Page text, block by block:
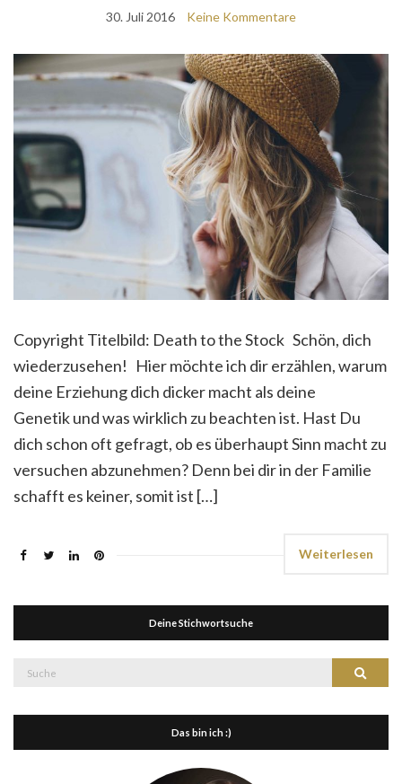
30. Juli 2016 Keine Kommentare
Copyright Titelbild: Death to the Stock Schön, dich
wiederzusehen! Hier möchte ich dir erzählen, warum
deine Erziehung dich dicker macht als deine
Genetik und was wirklich zu beachten ist. Hast Du
dich schon oft gefragt, ob es überhaupt Sinn macht zu
versuchen abzunehmen? Denn bei dir in der Familie
schafft es keiner, somit ist […]
Weiterlesen
Deine Stichwortsuche
Suche
Das bin ich :)